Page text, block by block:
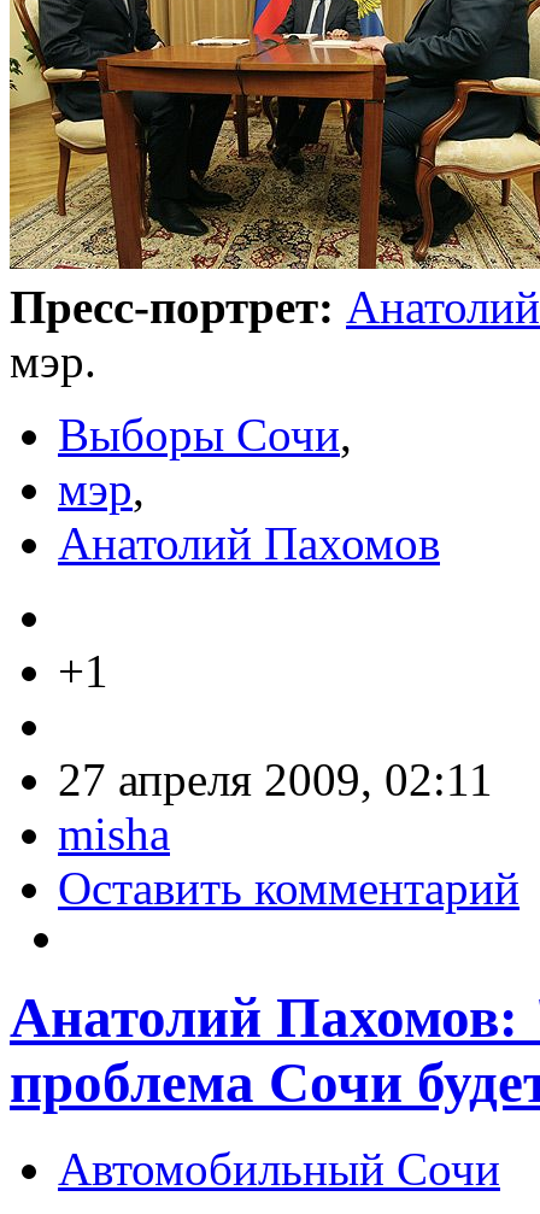
Пресс-портрет:
мэр.
Выборы Сочи,
мэр,
Анатолий Пахомов
+1
27 апреля 2009, 02:11
misha
Оставить комментарий
Анатолий Пахомов:
проблема Сочи
Автомобильный Сочи